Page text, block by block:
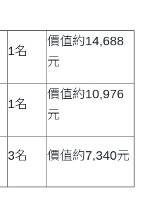
1名
價值約14,688
元
1名
價值約10,976
元
3名 價值約7,340元